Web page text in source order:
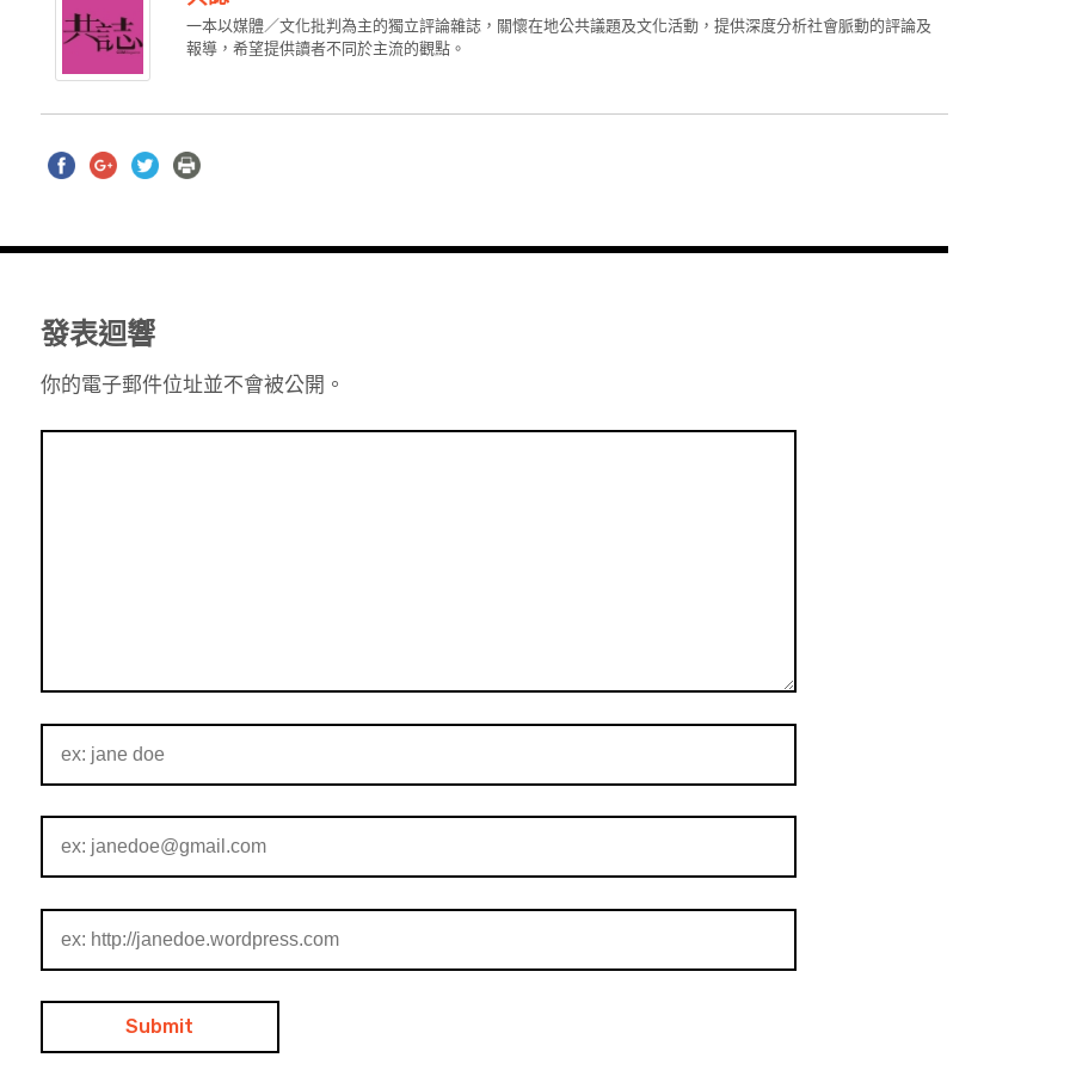
一本以媒體／文化批判為主的獨立評論雜誌，關懷在地公共議題及文化活動，提供深度分析社會脈動的評論及
報導，希望提供讀者不同於主流的觀點。
發表迴響
你的電子郵件位址並不會被公開。